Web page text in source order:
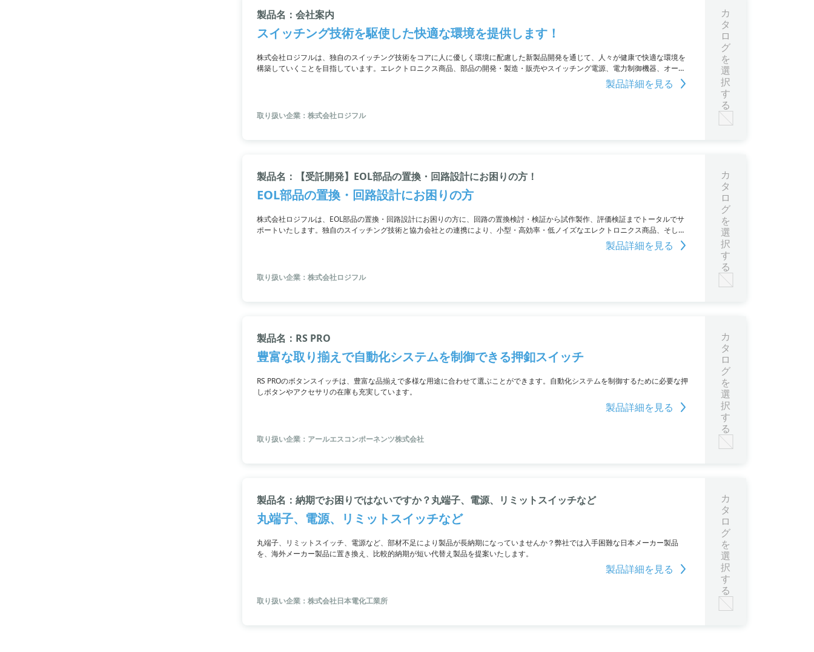
製品名：会社案内
スイッチング技術を駆使した快適な環境を提供します！
株式会社ロジフルは、独自のスイッチング技術をコアに人に優しく環境に配慮した新製品開発を通じて、人々が健康で快適な環境を
構築していくことを目指しています。エレクトロニクス商品、部品の開発・製造・販売やスイッチング電源、電力制御機器、オーデ
ィオ関連機器の提供をしており、お客様の課題解決に重点を置いたサービスを提供。当社は自信と誇りを持っており、お客様の満足
製品詳細を見る
取り扱い企業：株式会社ロジフル
カ
タ
ロ
グ
を
選
択
す
る
製品名：【受託開発】EOL部品の置換・回路設計にお困りの方！
EOL部品の置換・回路設計にお困りの方
株式会社ロジフルは、EOL部品の置換・回路設計にお困りの方に、回路の置換検討・検証から試作製作、評価検証までトータルでサ
ポートいたします。独自のスイッチング技術と協力会社との連携により、小型・高効率・低ノイズなエレクトロニクス商品、そし
て、部品の開発・製造・販売も行っています。その他、電源やオーディオ関連機器、OEM商品も扱っています。製品詳細を見る
取り扱い企業：株式会社ロジフル
カ
タ
ロ
グ
を
選
択
す
る
製品名：RS PRO
豊富な取り揃えで自動化システムを制御できる押釦スイッチ
RS PROのボタンスイッチは、豊富な品揃えで多様な用途に合わせて選ぶことができます。自動化システムを制御するために必要な押
しボタンやアクセサリの在庫も充実しています。
製品詳細を見る
取り扱い企業：アールエスコンポーネンツ株式会社
カ
タ
ロ
グ
を
選
択
す
る
製品名：納期でお困りではないですか？丸端子、電源、リミットスイッチなど
丸端子、電源、リミットスイッチなど
丸端子、リミットスイッチ、電源など、部材不足により製品が長納期になっていませんか？弊社では入手困難な日本メーカー製品
を、海外メーカー製品に置き換え、比較的納期が短い代替え製品を提案いたします。
製品詳細を見る
取り扱い企業：株式会社日本電化工業所
カ
タ
ロ
グ
を
選
択
す
る